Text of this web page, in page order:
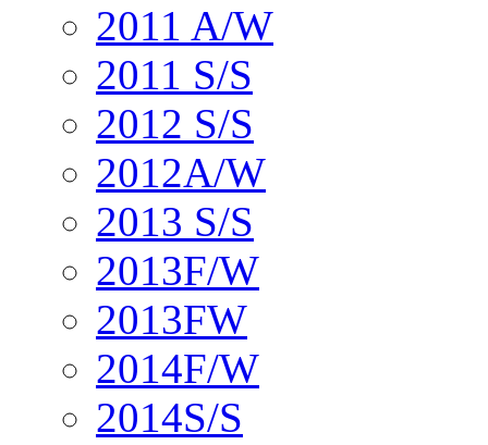
2011 A/W
2011 S/S
2012 S/S
2012A/W
2013 S/S
2013F/W
2013FW
2014F/W
2014S/S